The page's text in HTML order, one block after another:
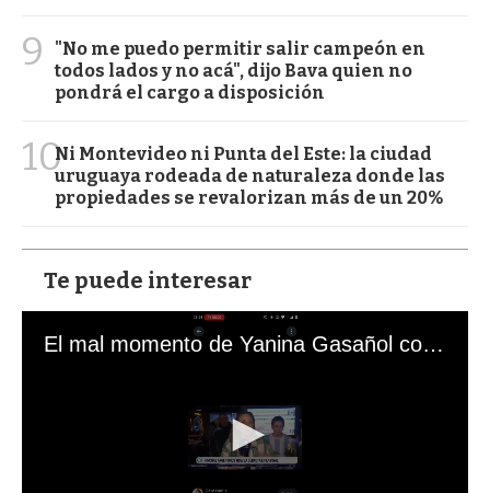
9
"No me puedo permitir salir campeón en
todos lados y no acá", dijo Bava quien no
pondrá el cargo a disposición
10Ni Montevideo ni Punta del Este: la ciudad
uruguaya rodeada de naturaleza donde las
propiedades se revalorizan más de un 20%
Te puede interesar
El mal momento de Yanina Gasañol con un hincha argentino en "Subrayado"